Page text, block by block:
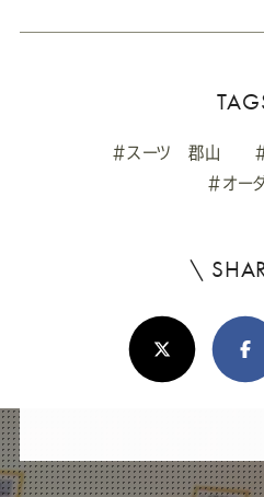
#スーツ 郡山
#オー
\
X(Twitter)